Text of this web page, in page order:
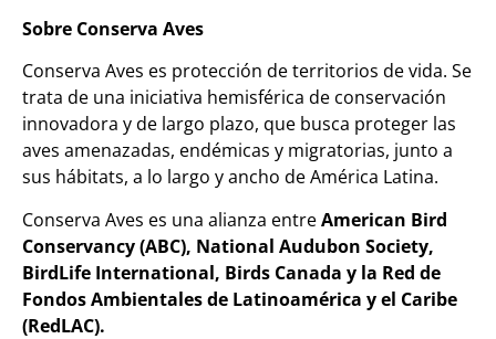
Sobre Conserva Aves
Conserva Aves es protección de territorios de vida. Se
trata de una iniciativa hemisférica de conservación
innovadora y de largo plazo, que busca proteger las
aves amenazadas, endémicas y migratorias, junto a
sus hábitats, a lo largo y ancho de América Latina.
Conserva Aves es una alianza entreAmerican Bird
Conservancy (ABC), National Audubon Society,
BirdLife International, Birds Canada y la Red de
Fondos Ambientales de Latinoamérica y el Caribe
(RedLAC).